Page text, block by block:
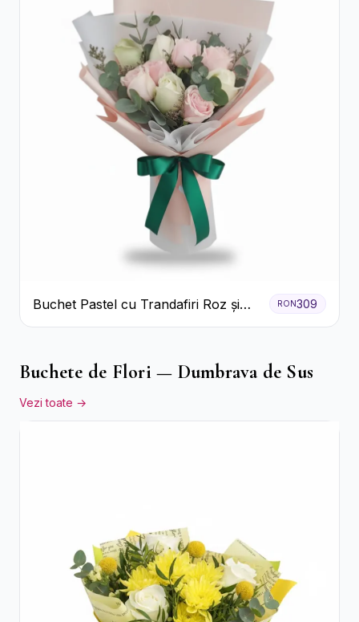
Buchet Pastel cu Trandafiri Roz și
Albi
RON309
Buchete de Flori — Dumbrava de Sus
Vezi toate →